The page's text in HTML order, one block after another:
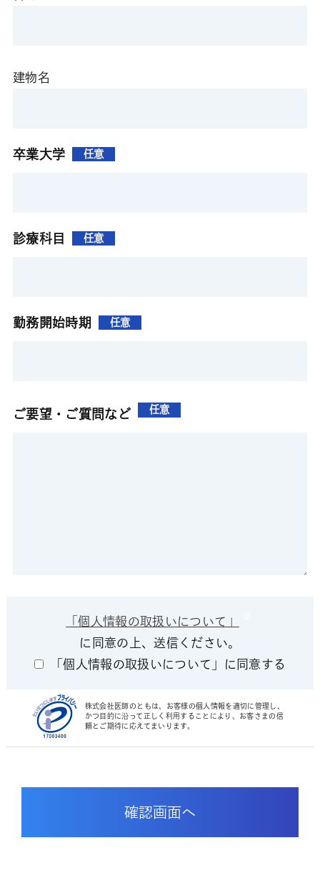
建物名
卒業大学 任意
診療科目 任意
勤務開始時期 任意
ご要望・ご質問など 任意
「個人情報の取扱いについて」
に同意の上、送信ください。
「個人情報の取扱いについて」に同意する
株式会社医師のともは、お客様の個人情報を適切に管理し、
かつ目的に沿って正しく利用することにより、お客さまの信
頼とご期待に応えてまいります。